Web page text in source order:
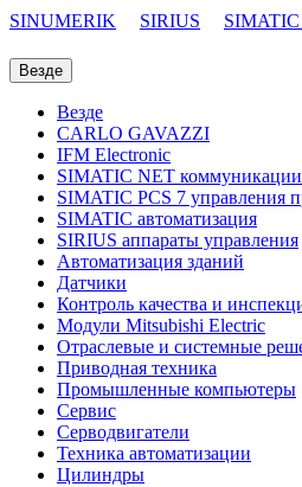
SINUMERIK
SIRIUS
Везде
Везде
CARLO GAVAZZI
IFM Electronic
SIMATIC NET коммуникации
SIMATIC PCS 7 управления
SIMATIC автоматизация
SIRIUS аппараты управления
Автоматизация зданий
Датчики
Контроль качества и
Модули Mitsubishi Electric
Отраслевые и системные
Приводная техника
Промышленные компьютеры
Сервис
Серводвигатели
Техника автоматизации
Цилиндры